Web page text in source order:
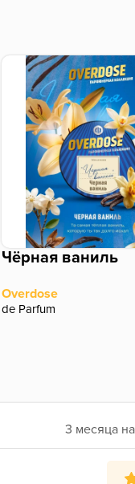
Чёрная ваниль
Overdose
de Parfum